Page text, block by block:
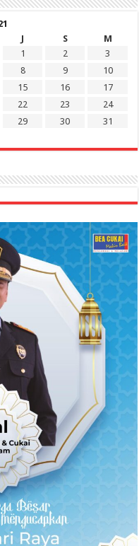
J S
M
1
2
3
8 9
10
15 16
17
22 23
24
29 30
31